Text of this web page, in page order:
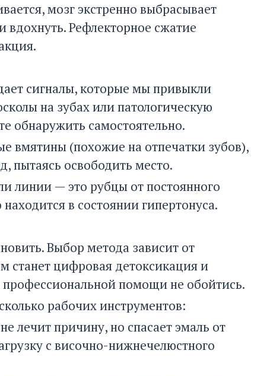
мозг экстренно выбрасывает
вдохнуть. Рефлекторное сжатие
сигналы, которые мы привыкли
на зубах или патологическую
обнаружить самостоятельно.
вмятины (похожие на отпечатки зубов),
пытаясь освободить место.
линии — это рубцы от постоянного
в состоянии гипертонуса.
Выбор метода зависит от
станет цифровая детоксикация и
помощи не обойтись.
рабочих инструментов:
лечит причину, но спасает эмаль от
с височно-нижнечелюстного